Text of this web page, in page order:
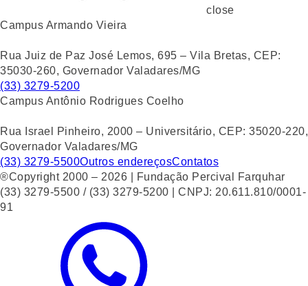
close
Campus Armando Vieira
Rua Juiz de Paz José Lemos, 695 – Vila Bretas, CEP:
35030-260, Governador Valadares/MG
(33) 3279-5200
Campus Antônio Rodrigues Coelho
Rua Israel Pinheiro, 2000 – Universitário, CEP: 35020-220,
Governador Valadares/MG
(33) 3279-5500Outros endereçosContatos
®Copyright 2000 – 2026 | Fundação Percival Farquhar
(33) 3279-5500 / (33) 3279-5200 | CNPJ: 20.611.810/0001-
91